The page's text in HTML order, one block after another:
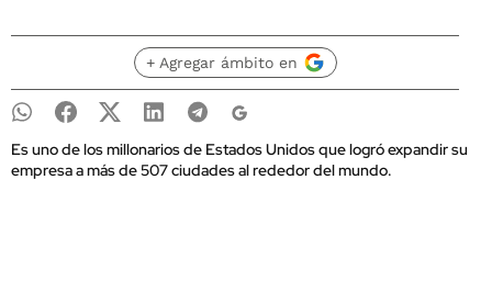
+ Agregar ámbito en
Es uno de los millonarios de Estados Unidos que logró expandir su
empresa a más de 507 ciudades al rededor del mundo.